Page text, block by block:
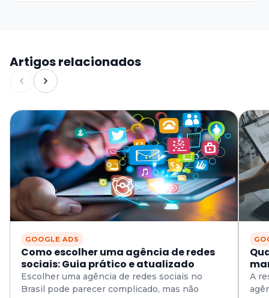
Artigos relacionados
GOOGLE ADS
Como escolher uma agência de redes
sociais: Guia prático e atualizado
Escolher uma agência de redes sociais no
Brasil pode parecer complicado, mas não
A